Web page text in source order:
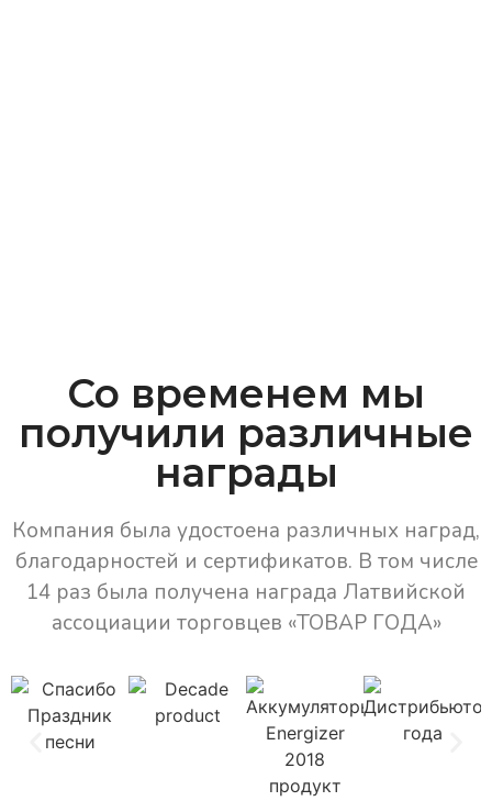
Со временем мы
получили различные
награды
Компания была удостоена различных наград,
благодарностей и сертификатов. В том числе
14 раз была получена награда Латвийской
ассоциации торговцев «ТОВАР ГОДА»